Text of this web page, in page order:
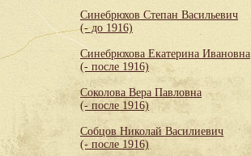
Синебрюхов Степан Васильевич
(- до 1916)
Синебрюхова Екатерина Ивановна
(- после 1916)
Соколова Вера Павловна
(- после 1916)
Собцов Николай Василиевич
(- после 1916)